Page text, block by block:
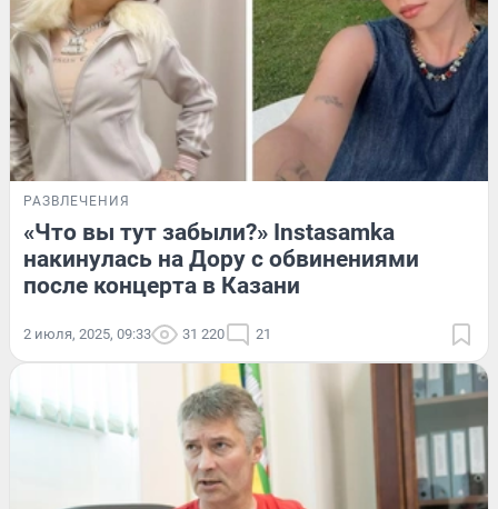
РАЗВЛЕЧЕНИЯ
«Что вы тут забыли?» Instasamka
накинулась на Дору с обвинениями
после концерта в Казани
2 июля, 2025, 09:33 31 220 21